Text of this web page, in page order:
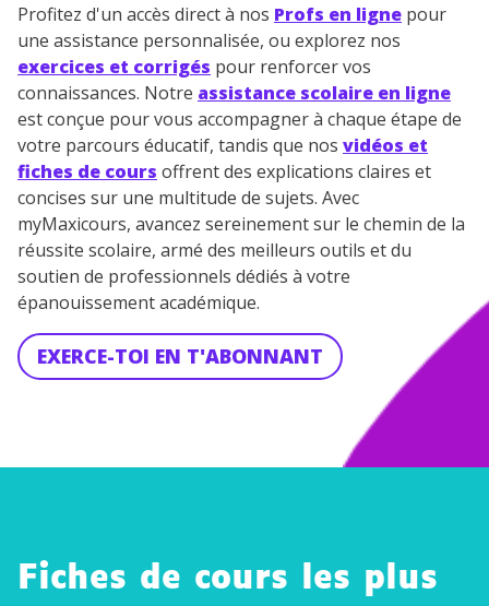
Profitez d'un accès direct à nos Profs en ligne pour
une assistance personnalisée, ou explorez nos
exercices et corrigés pour renforcer vos
connaissances. Notre assistance scolaire en ligne
est conçue pour vous accompagner à chaque étape de
votre parcours éducatif, tandis que nos vidéos et
fiches de cours offrent des explications claires et
concises sur une multitude de sujets. Avec
myMaxicours, avancez sereinement sur le chemin de la
réussite scolaire, armé des meilleurs outils et du
soutien de professionnels dédiés à votre
épanouissement académique.
EXERCE-TOI EN T'ABONNANT
Fiches de cours les plus